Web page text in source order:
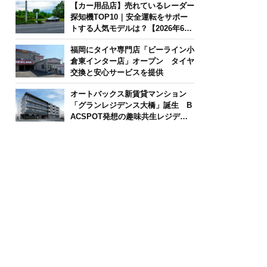
【カー用品店】売れているレーダー
探知機TOP10｜安全運転をサポー
トする人気モデルは？【2026年6月
版】
福岡にタイヤ専門店「ビーライン小
倉東インター店」オープン タイヤ
交換と安心サービスを提供
オートバックス新賃貸マンション
「グランレジデンス大橋」誕生 B
ACSPOT発想の趣味共生レジデン